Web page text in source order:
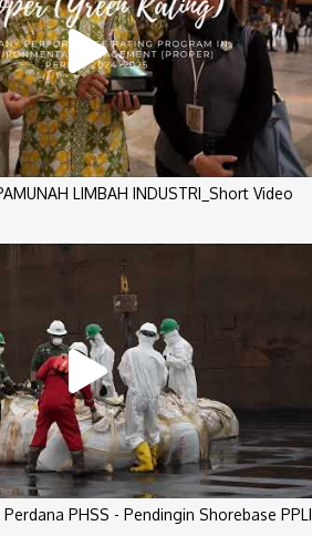
LIMBAH INDUSTRI_Short Video
PHSS - Pendingin Shorebase PPLI